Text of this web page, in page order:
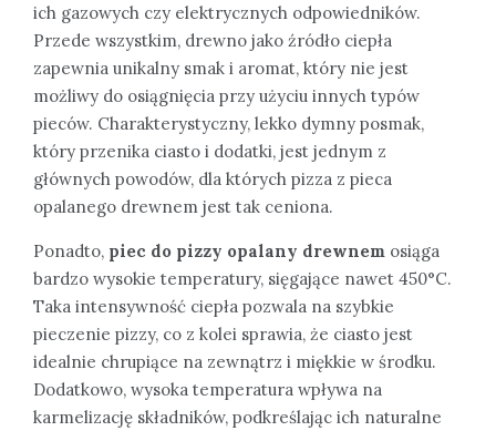
ich gazowych czy elektrycznych odpowiedników.
Przede wszystkim, drewno jako źródło ciepła
zapewnia unikalny smak i aromat, który nie jest
możliwy do osiągnięcia przy użyciu innych typów
pieców. Charakterystyczny, lekko dymny posmak,
który przenika ciasto i dodatki, jest jednym z
głównych powodów, dla których pizza z pieca
opalanego drewnem jest tak ceniona.
Ponadto, piec do pizzy opalany drewnem osiąga
bardzo wysokie temperatury, sięgające nawet 450°C.
Taka intensywność ciepła pozwala na szybkie
pieczenie pizzy, co z kolei sprawia, że ciasto jest
idealnie chrupiące na zewnątrz i miękkie w środku.
Dodatkowo, wysoka temperatura wpływa na
karmelizację składników, podkreślając ich naturalne